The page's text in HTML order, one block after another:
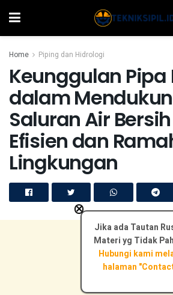
Home Piping dan Hidrologi
Keunggulan Pipa
dalam
Saluran Air
Efisien dan
Lingkungan
Jika ada Tautan
Materi yg Tidak
Hubungi kami
halaman
×